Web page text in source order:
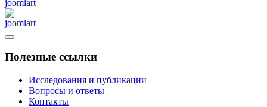
Полезные ссылки
Исследования и публикации
Вопросы и ответы
Контакты